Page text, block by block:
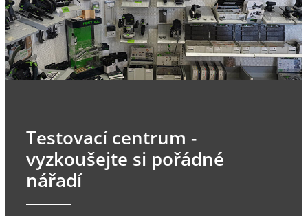
Testovací centrum -
vyzkoušejte si pořádné
nářadí